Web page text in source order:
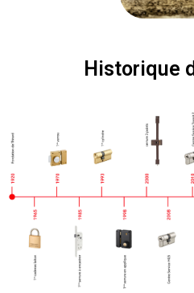
Historique